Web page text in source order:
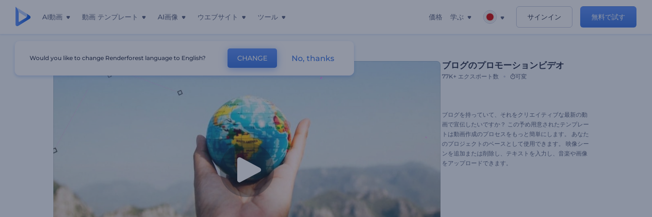
AI動画 動画 テンプレート AI画像 ウエブサイト ツール 価格 学ぶ サインイン 無料で試す
ブログのプロモーションビデオ
77K+ エクスポート数 可変
ブログを持っていて、それをクリエイティブな最新の動
画で宣伝したいですか？ この予め用意されたテンプレー
トは動画作成のプロセスをもっと簡単にします。 あなた
のプロジェクトのベースとして使用できます。 映像シー
ンを追加または削除し、テキストを入力し、音楽や画像
をアップロードできます。
Would you like to change Renderforest language to English? CHANGE No, thanks